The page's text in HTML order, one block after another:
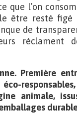
que l’on
être resté
de
réclament
Première
animale,